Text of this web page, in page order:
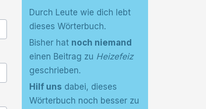
Durch Leute wie dich lebt
dieses Wörterbuch.
Bisher hat noch niemand
einen Beitrag zu Heizefeiz
geschrieben.
Hilf uns dabei, dieses
Wörterbuch noch besser zu